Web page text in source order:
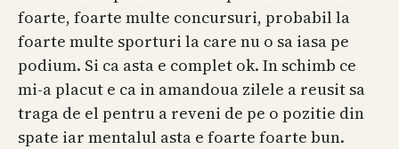
foarte, foarte multe concursuri, probabil la
foarte multe sporturi la care nu o sa iasa pe
podium. Si ca asta e complet ok. In schimb ce
mi-a placut e ca in amandoua zilele a reusit sa
traga de el pentru a reveni de pe o pozitie din
spate iar mentalul asta e foarte foarte bun.